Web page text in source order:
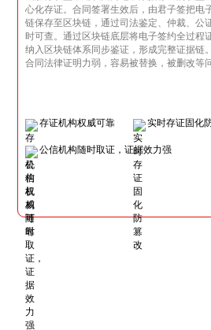
心化存证。合同签署生效后，由君子签把电
链保存至区块链，通过司法鉴定、仲裁、公
时可查。通过区块链底层将电子签约全过程
纳入区块链体系同步鉴证，形成完整证据链
合同法律证明力弱，容易被替换，被删改等
存证机构权威可靠 实时存证固化
公信机构随时取证，证据效力强